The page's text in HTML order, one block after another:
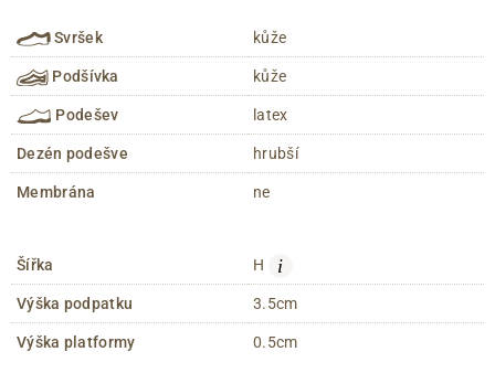
Svršek kůže
Podšívka kůže
Podešev latex
Dezén podešve hrubší
Membrána ne
Šířka H i
Výška podpatku 3.5cm
Výška platformy 0.5cm